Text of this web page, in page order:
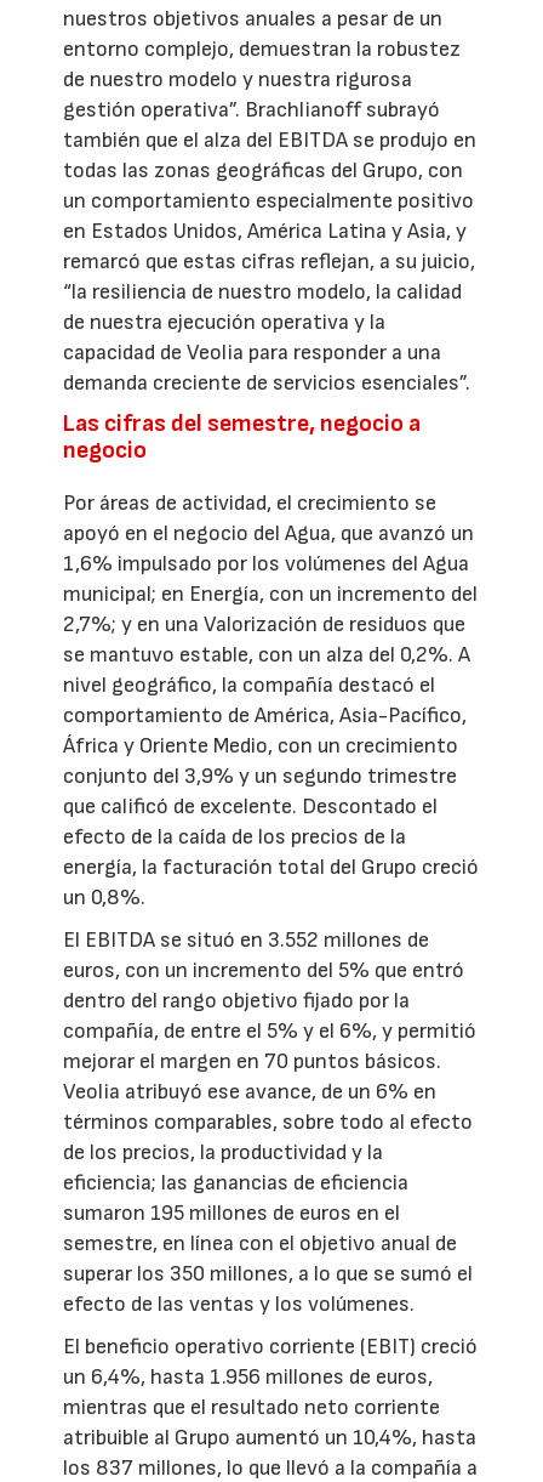
nuestros objetivos anuales a pesar de un
entorno complejo, demuestran la robustez
de nuestro modelo y nuestra rigurosa
gestión operativa”. Brachlianoff subrayó
también que el alza del EBITDA se produjo en
todas las zonas geográficas del Grupo, con
un comportamiento especialmente positivo
en Estados Unidos, América Latina y Asia, y
remarcó que estas cifras reflejan, a su juicio,
“la resiliencia de nuestro modelo, la calidad
de nuestra ejecución operativa y la
capacidad de Veolia para responder a una
demanda creciente de servicios esenciales”.
Las cifras del semestre, negocio a
negocio
Por áreas de actividad, el crecimiento se
apoyó en el negocio del Agua, que avanzó un
1,6% impulsado por los volúmenes del Agua
municipal; en Energía, con un incremento del
2,7%; y en una Valorización de residuos que
se mantuvo estable, con un alza del 0,2%. A
nivel geográfico, la compañía destacó el
comportamiento de América, Asia-Pacífico,
África y Oriente Medio, con un crecimiento
conjunto del 3,9% y un segundo trimestre
que calificó de excelente. Descontado el
efecto de la caída de los precios de la
energía, la facturación total del Grupo creció
un 0,8%.
El EBITDA se situó en 3.552 millones de
euros, con un incremento del 5% que entró
dentro del rango objetivo fijado por la
compañía, de entre el 5% y el 6%, y permitió
mejorar el margen en 70 puntos básicos.
Veolia atribuyó ese avance, de un 6% en
términos comparables, sobre todo al efecto
de los precios, la productividad y la
eficiencia; las ganancias de eficiencia
sumaron 195 millones de euros en el
semestre, en línea con el objetivo anual de
superar los 350 millones, a lo que se sumó el
efecto de las ventas y los volúmenes.
El beneficio operativo corriente (EBIT) creció
un 6,4%, hasta 1.956 millones de euros,
mientras que el resultado neto corriente
atribuible al Grupo aumentó un 10,4%, hasta
los 837 millones, lo que llevó a la compañía a